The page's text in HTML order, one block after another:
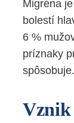
Migréna
bolestí
6 %
príznaky
spôsobuje.